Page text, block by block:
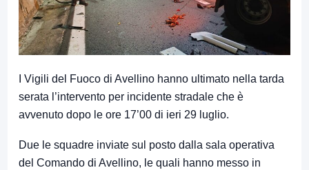
I Vigili del Fuoco di Avellino hanno ultimato nella tarda
serata l’intervento per incidente stradale che è
avvenuto dopo le ore 17’00 di ieri 29 luglio.
Due le squadre inviate sul posto dalla sala operativa
del Comando di Avellino, le quali hanno messo in